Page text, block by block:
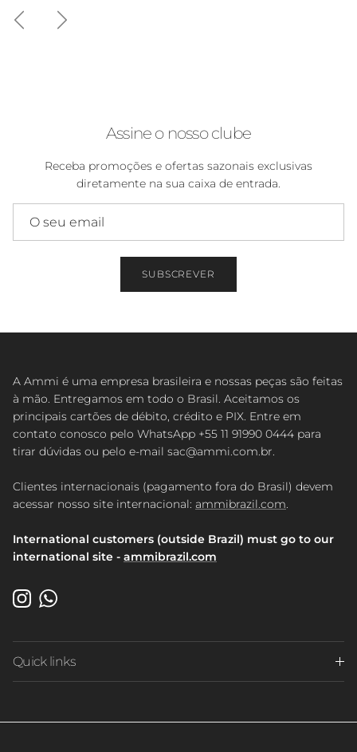
AnteriorSeguinte
Assine o nosso clube
Receba promoções e ofertas sazonais exclusivas
diretamente na sua caixa de entrada.
SUBSCREVER
A Ammi é uma empresa brasileira e nossas peças são feitas
à mão. Entregamos em todo o Brasil. Aceitamos os
principais cartões de débito, crédito e PIX. Entre em
contato conosco pelo WhatsApp +55 11 91990 0444 para
tirar dúvidas ou pelo e-mail sac@ammi.com.br.
Clientes internacionais (pagamento fora do Brasil) devem
acessar nosso site internacional: ammibrazil.com.
International customers (outside Brazil) must go to our
international site - ammibrazil.com
InstagramWhatsApp
Quick links